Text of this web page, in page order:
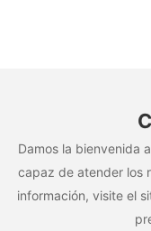
Damos la bienvenida
capaz de atender los
información, visite el